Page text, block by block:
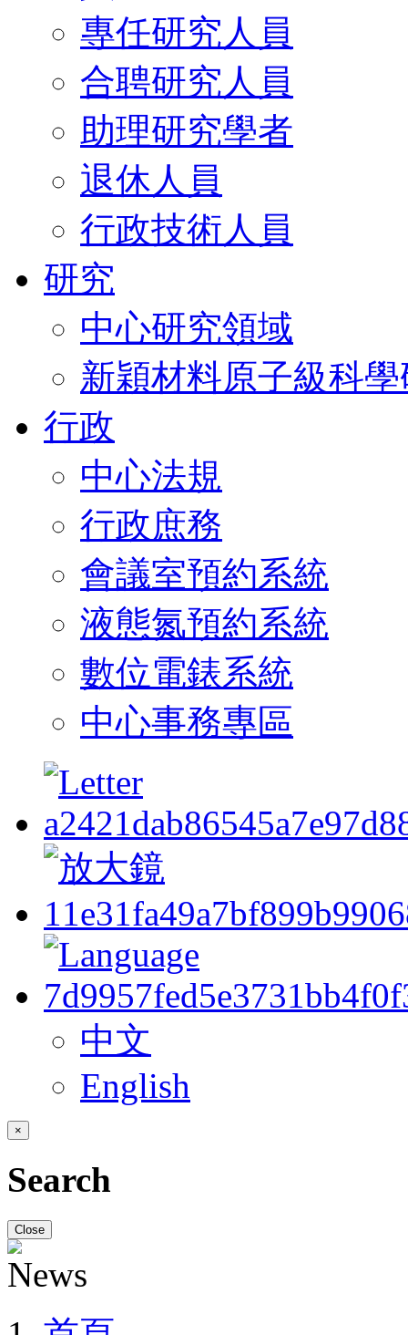
專任研究人員
合聘研究人員
助理研究學者
退休人員
行政技術人員
研究
中心研究領域
新穎材料原子級科
行政
中心法規
行政庶務
會議室預約系統
液態氮預約系統
數位電錶系統
中心事務專區
中文
English
×
Search
Close